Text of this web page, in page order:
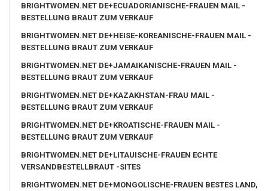
BRIGHTWOMEN.NET DE+ECUADORIANISCHE-FRAUEN MAIL -
BESTELLUNG BRAUT ZUM VERKAUF
BRIGHTWOMEN.NET DE+HEISE-KOREANISCHE-FRAUEN MAIL -
BESTELLUNG BRAUT ZUM VERKAUF
BRIGHTWOMEN.NET DE+JAMAIKANISCHE-FRAUEN MAIL -
BESTELLUNG BRAUT ZUM VERKAUF
BRIGHTWOMEN.NET DE+KAZAKHSTAN-FRAU MAIL -
BESTELLUNG BRAUT ZUM VERKAUF
BRIGHTWOMEN.NET DE+KROATISCHE-FRAUEN MAIL -
BESTELLUNG BRAUT ZUM VERKAUF
BRIGHTWOMEN.NET DE+LITAUISCHE-FRAUEN ECHTE
VERSANDBESTELLBRAUT -SITES
BRIGHTWOMEN.NET DE+MONGOLISCHE-FRAUEN BESTES LAND,